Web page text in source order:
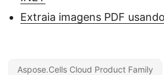
Extraia imagens PDF
Aspose.Cells Cloud Product Family